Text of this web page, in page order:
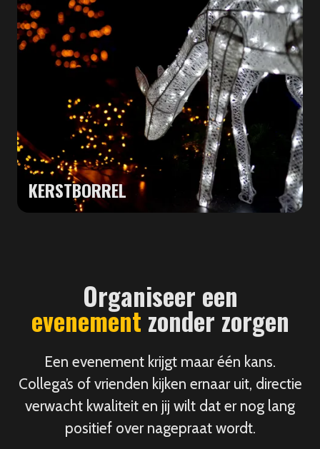
KERSTBORREL
Organiseer een
evenement zonder zorgen
Een evenement krijgt maar één kans.
Collega’s of vrienden kijken ernaar uit, directie
verwacht kwaliteit en jij wilt dat er nog lang
positief over nagepraat wordt.